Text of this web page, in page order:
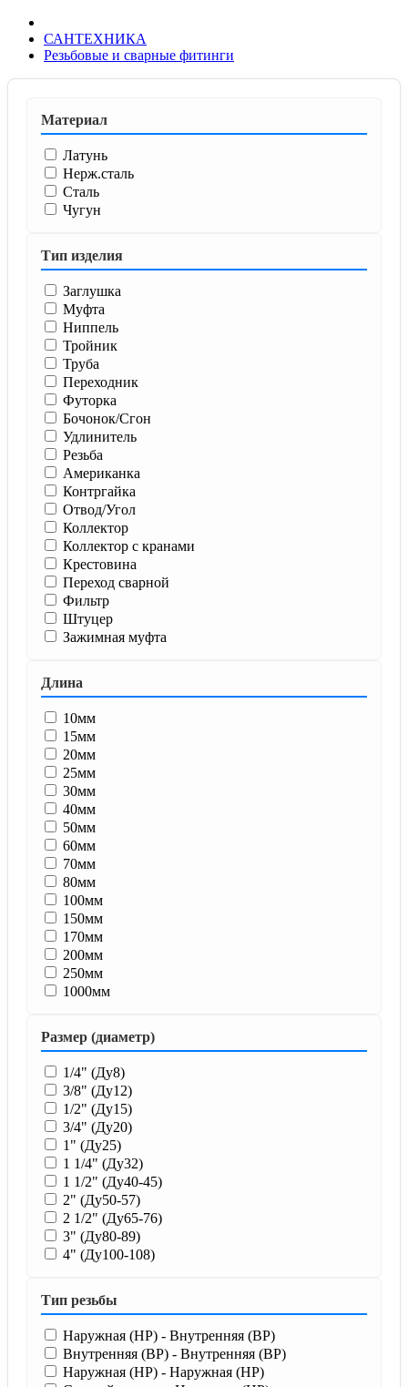
САНТЕХНИКА
Резьбовые и сварные фитинги
Материал
Латунь
Нерж.сталь
Сталь
Чугун
Тип изделия
Заглушка
Муфта
Ниппель
Тройник
Труба
Переходник
Футорка
Бочонок/Сгон
Удлинитель
Резьба
Американка
Контргайка
Отвод/Угол
Коллектор
Коллектор с кранами
Крестовина
Переход сварной
Фильтр
Штуцер
Зажимная муфта
Длина
10мм
15мм
20мм
25мм
30мм
40мм
50мм
60мм
70мм
80мм
100мм
150мм
170мм
200мм
250мм
1000мм
Размер (диаметр)
1/4" (Ду8)
3/8" (Ду12)
1/2" (Ду15)
3/4" (Ду20)
1" (Ду25)
1 1/4" (Ду32)
1 1/2" (Ду40-45)
2" (Ду50-57)
2 1/2" (Ду65-76)
3" (Ду80-89)
4" (Ду100-108)
Тип резьбы
Наружная (НР) - Внутренняя (ВР)
Внутренняя (ВР) - Внутренняя (ВР)
Наружная (НР) - Наружная (НР)